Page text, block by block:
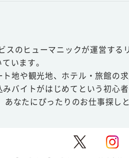
スのヒューマニックが運営す
います。
地や観光地、ホテル・旅館の
バイトがはじめてという初心
なたにぴったりのお仕事探し